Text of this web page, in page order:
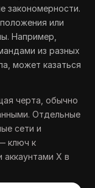
закономерности.
или
Например,
из разных
может казаться
черта, обычно
Отдельные
сети и
ключ к
X в